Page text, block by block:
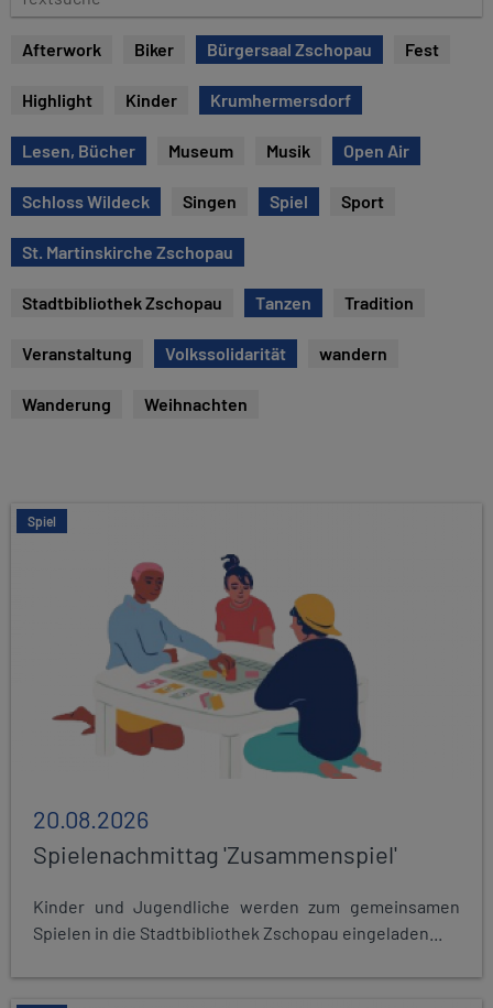
e
c
e
Afterwork Biker Bürgersaal Zschopau Fest
Highlight Kinder Krumhermersdorf
Lesen, Bücher Museum Musik Open Air
Schloss Wildeck Singen Spiel Sport
St. Martinskirche Zschopau
Stadtbibliothek Zschopau Tanzen Tradition
Veranstaltung Volkssolidarität wandern
Wanderung Weihnachten
Spiel
20.08.2026
Spielenachmittag 'Zusammenspiel'
Kinder und Jugendliche werden zum gemeinsamen
Spielen in die Stadtbibliothek Zschopau eingeladen...